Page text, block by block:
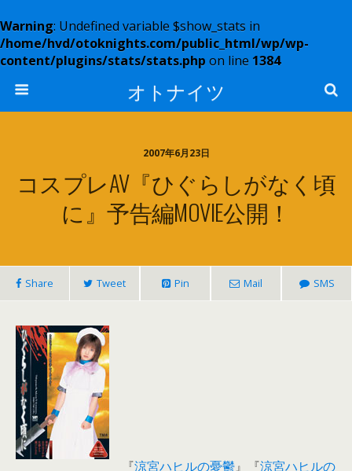
Warning: Undefined variable $show_stats in
/home/hvd/otoknights.com/public_html/wp/wp-
content/plugins/stats/stats.php on line 1384
オトナイツ
2007年6月23日
コスプレAV『ひぐらしがなく頃
に』予告編MOVIE公開！
Share Tweet Pin Mail SMS
『涼宮ハヒルの憂鬱』『涼宮ハヒルの